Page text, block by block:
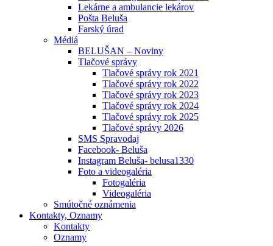
Lekárne a ambulancie lekárov
Pošta Beluša
Farský úrad
Médiá
BELUŠAN – Noviny
Tlačové správy
Tlačové správy rok 2021
Tlačové správy rok 2022
Tlačové správy rok 2023
Tlačové správy rok 2024
Tlačové správy rok 2025
Tlačové správy 2026
SMS Spravodaj
Facebook- Beluša
Instagram Beluša- belusa1330
Foto a videogaléria
Fotogaléria
Videogaléria
Smútočné oznámenia
Kontakty, Oznamy
Kontakty
Oznamy